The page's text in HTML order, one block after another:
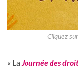
Cliquez
« LaJournée des